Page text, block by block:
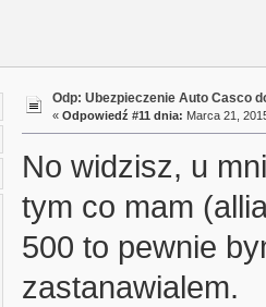
Odp: Ubezpieczenie Auto Casco
« Odpowiedź #11 dnia: Marca 21,
No widzisz, u
tym co mam
500 to pewnie
zastanawialem.